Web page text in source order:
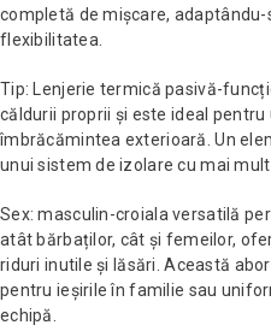
completă de mișcare,
flexibilitatea.
Tip: Lenjerie termică pasivă-
căldurii proprii și este ideal
îmbrăcămintea exterioară. Un
unui sistem de izolare cu mai
Sex: masculin-croiala versatilă
atât bărbaților, cât și femeilor,
riduri inutile și lăsări. Această
pentru ieșirile în familie sau
echipă.